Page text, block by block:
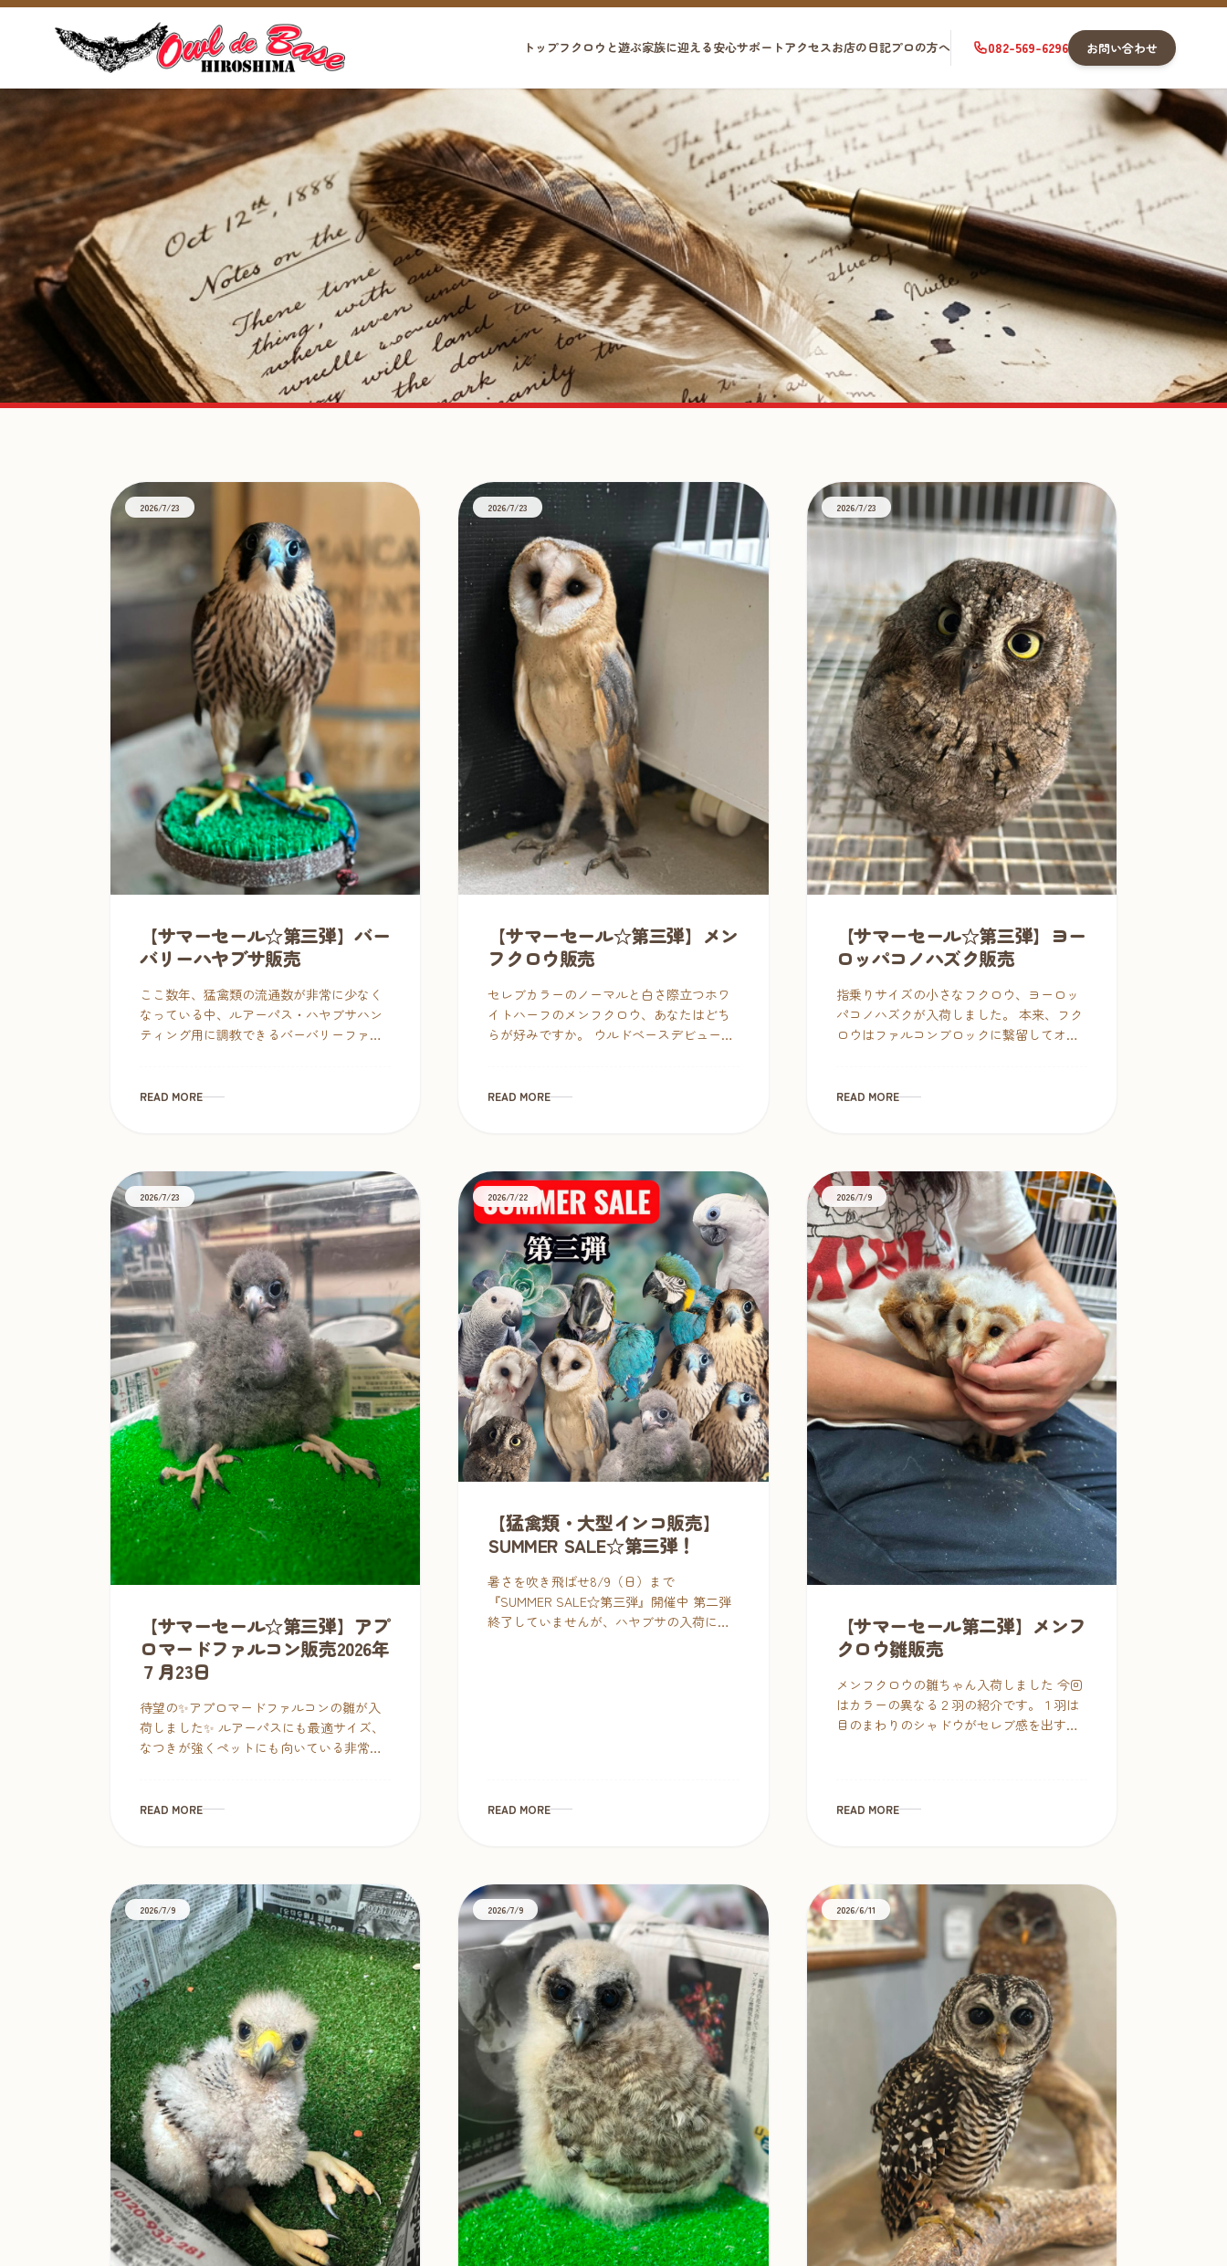
トップフクロウと遊ぶ家族に迎える安心サポートアクセスお店の日記プロの方へ 082-569-6296 お問い合わせ
TAG
2026/7/23
【サマーセール☆第三弾】バー
バリーハヤブサ販売
ここ数年、猛禽類の流通数が非常に少なく
なっている中、ルアーパス・ハヤブサハン
ティング用に調教できるバーバリーファル
てみたい方も、今から確保して […]
READ MORE
2026/7/23
【サマーセール☆第三弾】メン
フクロウ販売
セレブカラーのノーマルと白さ際立つホワ
イトハーフのメンフクロウ、あなたはどち
らが好みですか。 ウルドベースデビューも
READ MORE
2026/7/23
【サマーセール☆第三弾】ヨー
ロッパコノハズク販売
指乗りサイズの小さなフクロウ、ヨーロッ
パコノハズクが入荷しました。 本来、フク
ロウはファルコンブロックに繋留してオー
でのケージ飼い、同居も安心サ […]
READ MORE
2026/7/23
【サマーセール☆第三弾】アプ
ロマードファルコン販売2026年
７月23日
待望の✨アプロマードファルコンの雛が入
荷しました✨ ルアーパスにも最適サイズ、
なつきが強くペットにも向いている非常に
[…]
READ MORE
2026/7/22
【猛禽類・大型インコ販売】
SUMMER SALE☆第三弾！
暑さを吹き飛ばせ8/9（日）まで
『SUMMER SALE☆第三弾』開催中 第二弾
終了していませんが、ハヤブサの入荷に伴
READ MORE
2026/7/9
【サマーセール第二弾】メンフ
クロウ雛販売
メンフクロウの雛ちゃん入荷しました 今回
はカラーの異なる２羽の紹介です。１羽は
目のまわりのシャドウがセレブ感を出すノ
READ MORE
2026/7/9 2026/7/9 2026/6/11